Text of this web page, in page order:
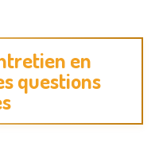
en
questions